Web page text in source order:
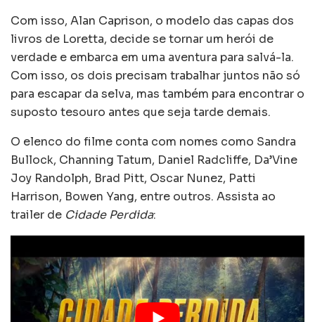
Com isso, Alan Caprison, o modelo das capas dos
livros de Loretta, decide se tornar um herói de
verdade e embarca em uma aventura para salvá-la.
Com isso, os dois precisam trabalhar juntos não só
para escapar da selva, mas também para encontrar o
suposto tesouro antes que seja tarde demais.
O elenco do filme conta com nomes como Sandra
Bullock, Channing Tatum, Daniel Radcliffe, Da’Vine
Joy Randolph, Brad Pitt, Oscar Nunez, Patti
Harrison, Bowen Yang, entre outros. Assista ao
trailer de Cidade Perdida: